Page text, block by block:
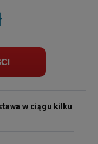
w ciągu kilku